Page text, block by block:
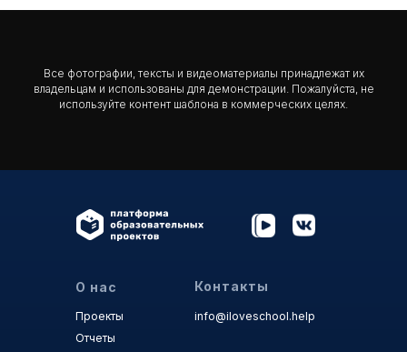
Все фотографии, тексты и видеоматериалы принадлежат их
владельцам и использованы для демонстрации. Пожалуйста, не
используйте контент шаблона в коммерческих целях.
О нас
Проекты
Контакты
info@iloveschool.help
Отчеты